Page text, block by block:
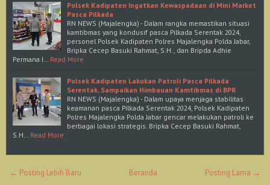
Polsek Kadipaten Ingatkan Kewaspadaan di Mini Market
Pasca Pilkada
RN NEWS (Majalengka) - Dalam rangka memastikan situasi
kamtibmas yang kondusif pasca Pilkada Serentak 2024,
personel Polsek Kadipaten Polres Majalengka Polda Jabar,
Bripka Cecep Basuki Rahmat, S.H., dan Bripda Adhie
Permana I… Read More
Polsek Kadipaten Lakukan Patroli Pasca Pilkada
Serentak, Sampaikan Himbauan Kamtibmas di BPR
RN NEWS (Majalengka) - Dalam upaya menjaga stabilitas
keamanan pasca Pilkada Serentak 2024, Polsek Kadipaten
Polres Majalengka Polda Jabar gencar melakukan patroli ke
berbagai lokasi strategis. Bripka Cecep Basuki Rahmat,
S.H… Read More
← Posting Lebih Baru Posting Lama →
Beranda